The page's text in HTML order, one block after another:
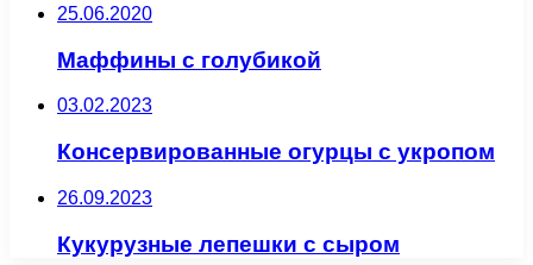
25.06.2020
Маффины с голубикой
03.02.2023
Консервированные огурцы с укропом
26.09.2023
Кукурузные лепешки с сыром